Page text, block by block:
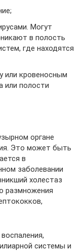
Могут
в полость
где находятся
или кровеносным
или полости
органе
Это может быть
в
заболевании
холестаз
размножения
системы и